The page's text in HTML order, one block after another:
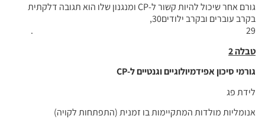
גורם אחר שיכול להיות קשור ל-CP ומנגנון שלו הוא תגובה דלקתית
בקרב עוברים ובקרב ילודים30,
29 .
טבלה 2
גורמי סיכון אפידמיולוגיים וגנטיים ל-CP
לידת פג
אנומליות מולדות המתקיימות בו זמנית (התפתחות לקויה)